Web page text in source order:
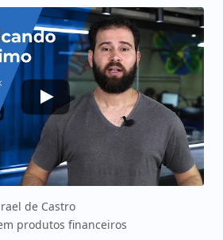
de Castro
produtos financeiros